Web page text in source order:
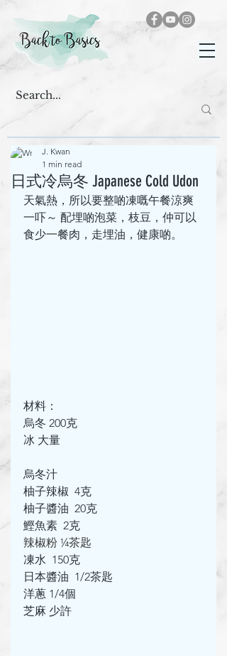
日式冷烏冬 Japanese Cold Udon
J. Kwan
1 min read
天氣熱，所以要整啲凍嘅午餐涼爽
一吓～ 配埋啲泡菜，枝豆，仲可以
食少一餐肉，走埋油，健康啲。
材料：
烏冬 200克
冰 大量
烏冬汁
柚子辣椒  4克
柚子醬油  20克
鰹魚素  2克
辣椒粉 ¼茶匙
凍水  150克
日本醬油  1/2茶匙
洋蔥 1/4個
芝麻 少許